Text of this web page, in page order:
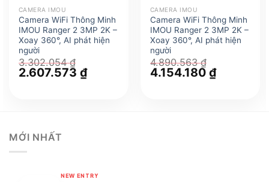
CAMERA IMOU
Camera WiFi Thông Minh
IMOU Ranger 2 3MP 2K –
Xoay 360°, AI phát hiện
người
3.302.054₫
Giá
gốc
2.607.573 ₫Giá
hiện
CAMERA IMOU
Camera WiFi Thông Minh
IMOU Ranger 2 3MP 2K –
Xoay 360°, AI phát hiện
người
4.890.563₫
Giá
4.154.180 ₫Giá
hiện
MỚI NHẤT
NEW ENTRY